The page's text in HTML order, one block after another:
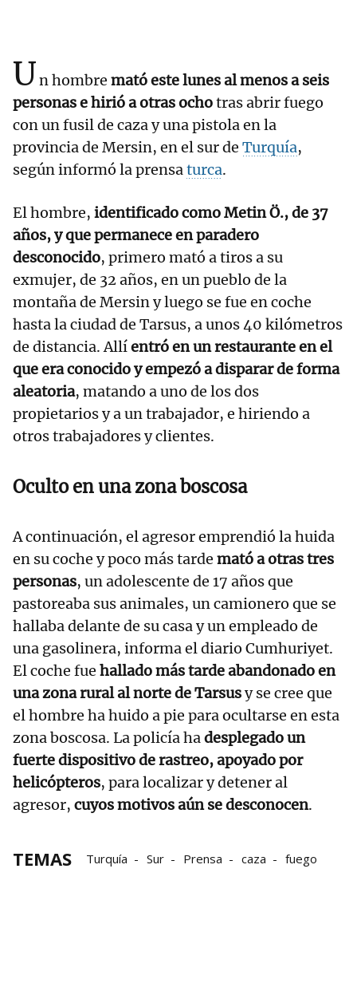
Un hombre mató este lunes al menos a seis
personas e hirió a otras ochotras abrir fuego
con un fusil de caza y una pistola en la
provincia de Mersin, en el sur de Turquía,
según informó la prensaturca.
El hombre, identificado como Metin Ö., de 37
años, y que permanece en paradero
desconocido, primero mató a tiros a su
exmujer, de 32 años, en un pueblo de la
montaña de Mersin y luego se fue en coche
hasta la ciudad de Tarsus, a unos 40 kilómetros
de distancia. Allíentró en un restaurante en el
que era conocido y empezó a disparar de forma
aleatoria, matando a uno de los dos
propietarios y a un trabajador, e hiriendo a
otros trabajadores y clientes.
Oculto en una zona boscosa
A continuación, el agresor emprendió la huida
en su coche y poco más tarde mató a otras tres
personas, un adolescente de 17 años que
pastoreaba sus animales, un camionero que se
hallaba delante de su casa y un empleado de
una gasolinera, informa el diario Cumhuriyet.
El coche fue hallado más tarde abandonado en
una zona rural al norte de Tarsusy se cree que
el hombre ha huido a pie para ocultarse en esta
zona boscosa. La policía hadesplegado un
fuerte dispositivo de rastreo, apoyado por
helicópteros, para localizar y detener al
agresor, cuyos motivos aún se desconocen.
TEMAS Turquía Sur Prensa caza fuego